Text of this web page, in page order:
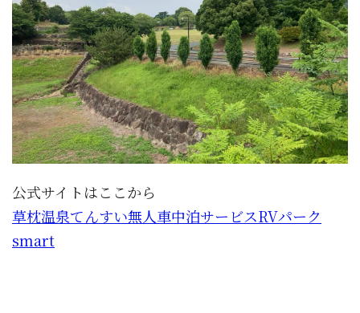
公式サイトはここから
草枕温泉てんすい無人車中泊サービスRVパーク
smart